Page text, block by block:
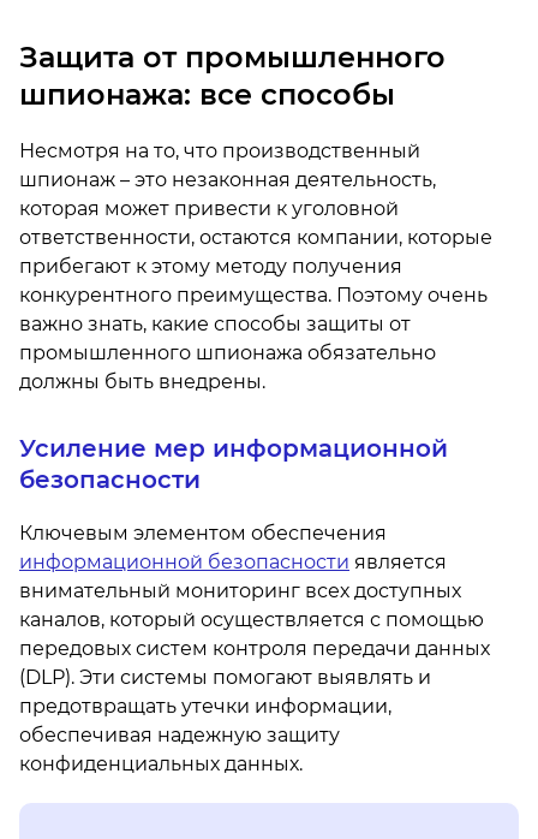
Защита от промышленного
шпионажа: все способы
Несмотря на то, что производственный
шпионаж – это незаконная деятельность,
которая может привести к уголовной
ответственности, остаются компании, которые
прибегают к этому методу получения
конкурентного преимущества. Поэтому очень
важно знать, какие способы защиты от
промышленного шпионажа обязательно
должны быть внедрены.
Усиление мер информационной
безопасности
Ключевым элементом обеспечения
информационной безопасности является
внимательный мониторинг всех доступных
каналов, который осуществляется с помощью
передовых систем контроля передачи данных
(DLP). Эти системы помогают выявлять и
предотвращать утечки информации,
обеспечивая надежную защиту
конфиденциальных данных.